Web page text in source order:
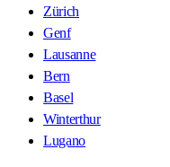
Zürich
Genf
Lausanne
Bern
Basel
Winterthur
Lugano